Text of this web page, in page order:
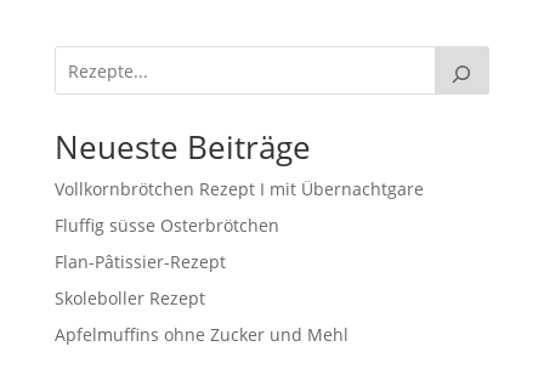
Neueste Beiträge
Vollkornbrötchen Rezept I mit Übernachtgare
Fluffig süsse Osterbrötchen
Flan-Pâtissier-Rezept
Skoleboller Rezept
Apfelmuffins ohne Zucker und Mehl